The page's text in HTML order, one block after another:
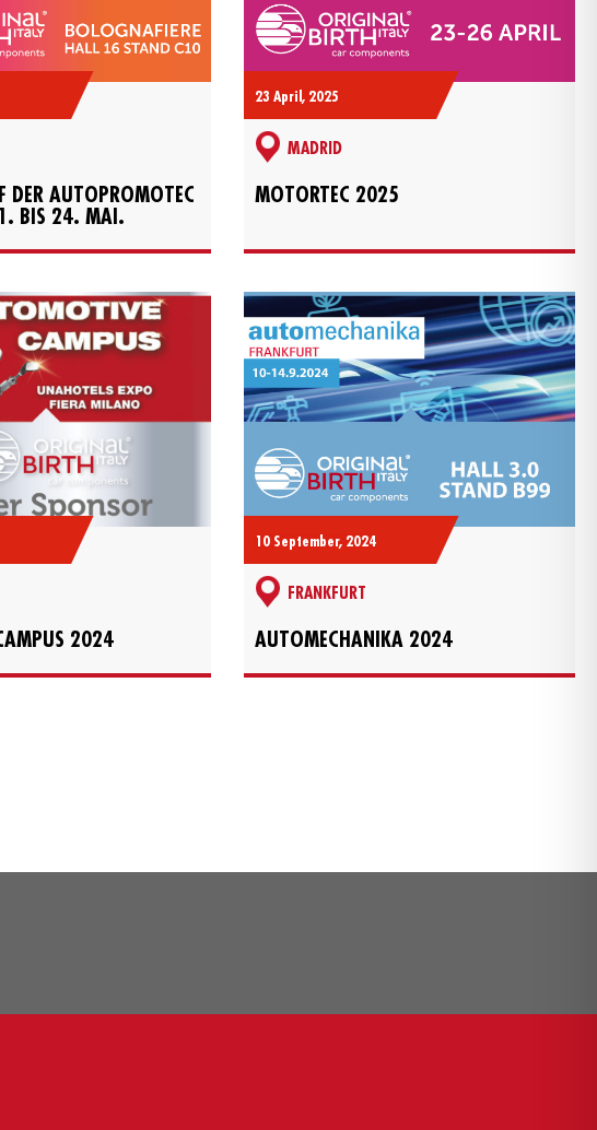
DER AUTOPROMOTEC
BIS 24. MAI.
23 April, 2025
MADRID
MOTORTEC 2025
2024
10 September, 2024
FRANKFURT
AUTOMECHANIKA 2024